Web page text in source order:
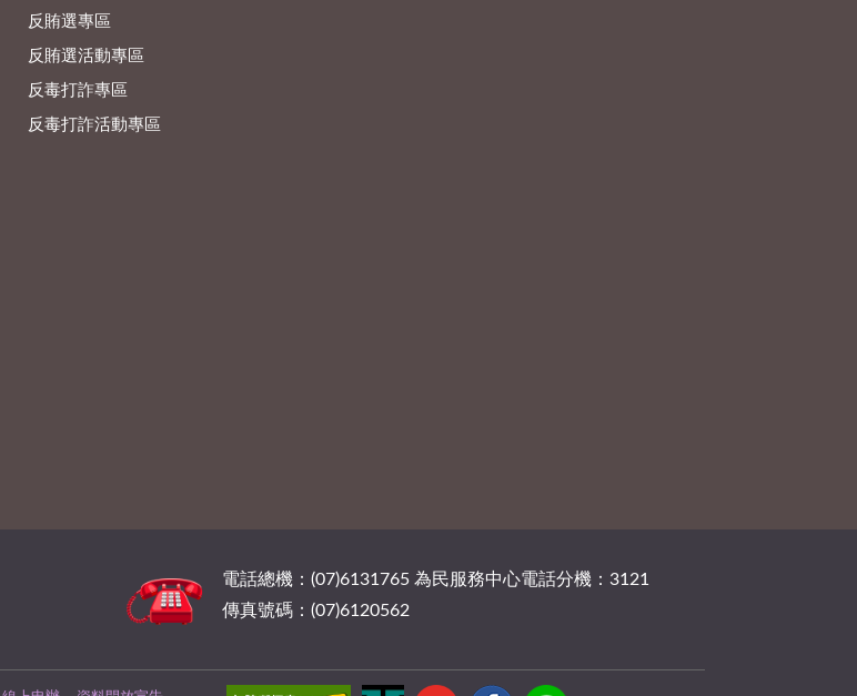
反賄選專區
反賄選活動專區
反毒打詐專區
反毒打詐活動專區
電話總機：(07)6131765 為民服務中心電話分機：3121
傳真號碼：(07)6120562